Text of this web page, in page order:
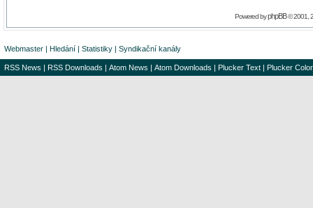
Powered byphpBB© 2001,
Webmaster | Hledání | Statistiky | Syndikační kanály
RSS News | RSS Downloads | Atom News | Atom Downloads | Plucker Text | Plucker Color